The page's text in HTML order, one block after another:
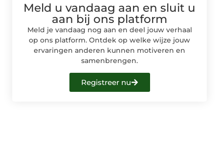
Meld u vandaag aan en sluit u
aan bij ons platform
Meld je vandaag nog aan en deel jouw verhaal
op ons platform. Ontdek op welke wijze jouw
ervaringen anderen kunnen motiveren en
samenbrengen.
Registreer nu